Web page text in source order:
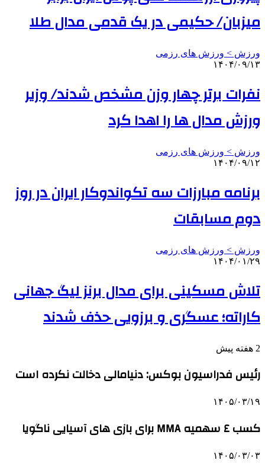
میزبان/ حکیمی در یک قدمی مدال طلا
ورزش > ورزش های رزمی
۱۴۰۴/۰۹/۱۳
نفرات برتر چهار وزن مشخص شدند/ وزیر
ورزش مدال ها را اهدا کرد
ورزش > ورزش های رزمی
۱۴۰۴/۰۹/۱۲
برنامه مبارزات سه تکواندوکار ایران در روز
دوم مسابقات
ورزش > ورزش های رزمی
۱۴۰۴/۰۱/۲۹
تلاش مسکینی برای مدال برنز لیگ جهانی
کاراته؛ عسگری و برزویی حذف شدند
2 هفته پیش
رئیس فدراسیون بوکس: دنیامالی دخالت نکرده است
۱۴۰۵/۰۳/۱۹
کسب ٤ سهمیه MMA برای بازی های آسیایی ناگویا
۱۴۰۵/۰۳/۰۳